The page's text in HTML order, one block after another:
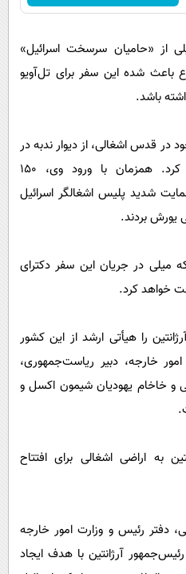
از «حامیان سرسخت اسرائیل»
شده این سفر برای تل‌آویو
باشد.
قدس اشغالی، از دیوار ندبه در
بخش شرقی این شهر بازدید کرد. همزمان با ورود وی، ۱۵۰
شدید پلیس اشغالگر اسرائیل
یورش بردند.
میلی در جریان این سفر دکترای
خواهد کرد.
را هیأتی ارشد از این کشور
خارجه، دبیر ریاست‌جمهوری،
و خاخام یهودیان شیمون اکسل و
به اراضی اشغالی برای افتتاح
دفتر رئیس و وزارت امور خارجه
آرژانتین با هدف ایجاد